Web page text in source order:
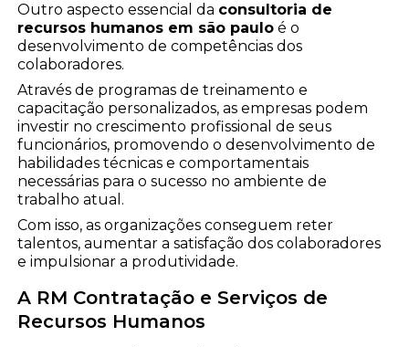
Outro aspecto essencial da consultoria de
recursos humanos em são paulo é o
desenvolvimento de competências dos
colaboradores.
Através de programas de treinamento e
capacitação personalizados, as empresas podem
investir no crescimento profissional de seus
funcionários, promovendo o desenvolvimento de
habilidades técnicas e comportamentais
necessárias para o sucesso no ambiente de
trabalho atual.
Com isso, as organizações conseguem reter
talentos, aumentar a satisfação dos colaboradores
e impulsionar a produtividade.
A RM Contratação e Serviços de
Recursos Humanos